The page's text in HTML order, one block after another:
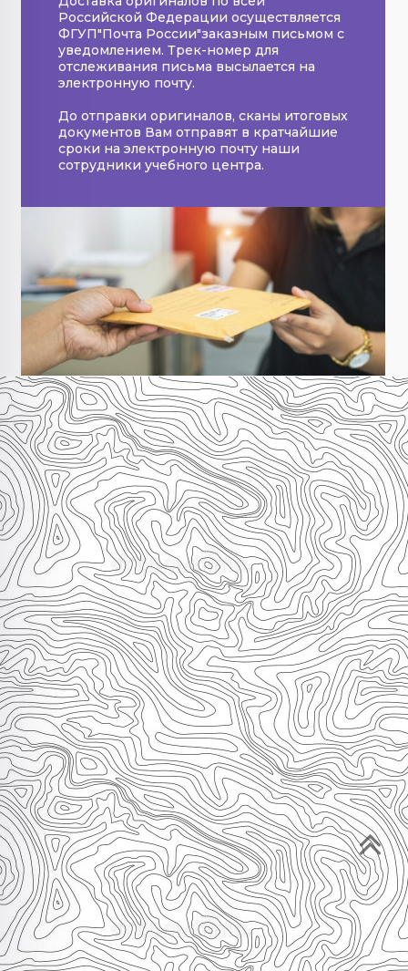
Российской Федерации осуществляется
ФГУП"Почта России"заказным письмом с
уведомлением. Трек-номер для
отслеживания письма высылается на
электронную почту.
До отправки оригиналов, сканы итоговых
документов Вам отправят в кратчайшие
сроки на электронную почту наши
сотрудники учебного центра.